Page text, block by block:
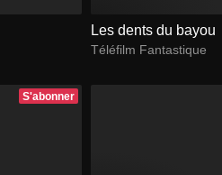
Les dents du bayou
Téléfilm Fantastique
S'abonner